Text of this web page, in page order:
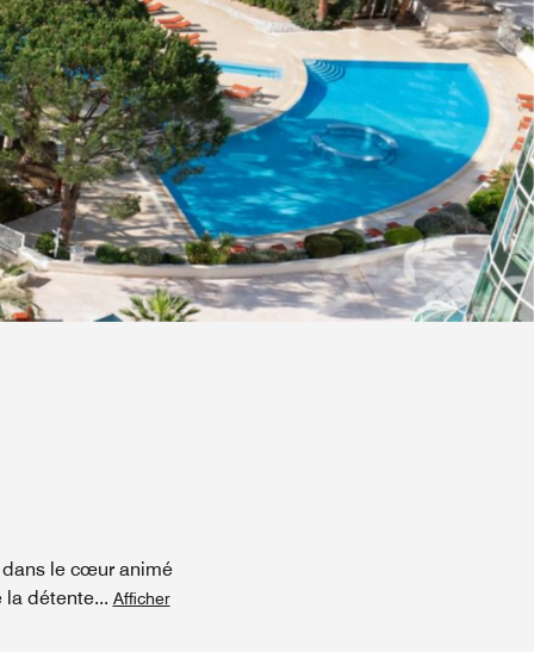
dans le cœur animé
la détente... Afficher